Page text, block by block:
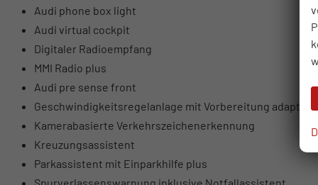
Audi phone box light
Audi virtual cockpit
Digitaler Radioempfang
MMI Radio plus
Audi pre sense front
Geschwindigkeitsregelanlage mit Vorbereitung
Kamerabasierte Verkehrszeichenerkennung
Kreuzungsassistent
Parkassistent mit Einparkhilfe plus